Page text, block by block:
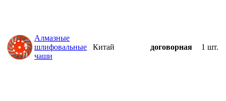
Алмазные
шлифовальные
чаши
Китай договорная 1 шт.